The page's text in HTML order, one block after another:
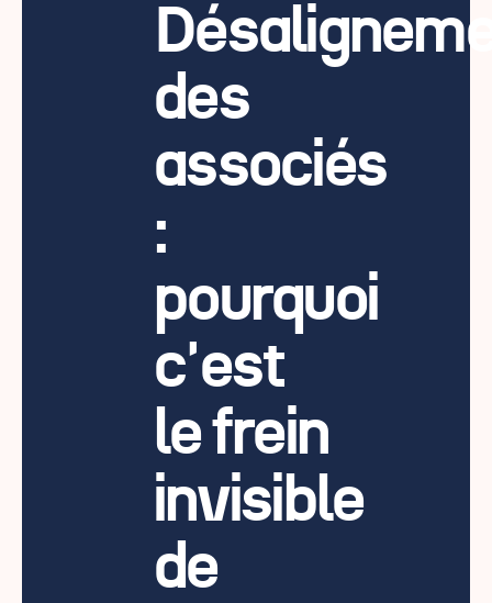
des
associés
:
pourquoi
c'est
le frein
invisible
de